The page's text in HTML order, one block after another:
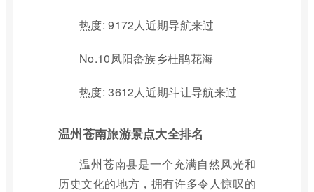
热度: 9172人近期导航来过
No.10凤阳畲族乡杜鹃花海
热度: 3612人近期斗让导航来过
温州苍南旅游景点大全排名
温州苍南县是一个充满自然风光和
历史文化的地方，拥有许多令人惊叹的